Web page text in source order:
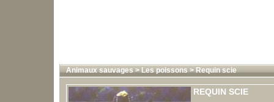
Animaux sauvages>Les poissons>Requin scie
REQUIN SCIE